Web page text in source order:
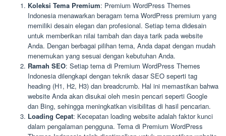
Koleksi Tema Premium: Premium WordPress Themes
Indonesia menawarkan beragam tema WordPress premium yang
memiliki desain elegan dan profesional. Setiap tema didesain
untuk memberikan nilai tambah dan daya tarik pada website
Anda. Dengan berbagai pilihan tema, Anda dapat dengan mudah
menemukan yang sesuai dengan kebutuhan Anda.
Ramah SEO: Setiap tema di Premium WordPress Themes
Indonesia dilengkapi dengan teknik dasar SEO seperti tag
heading (H1, H2, H3) dan breadcrumb. Hal ini memastikan bahwa
website Anda akan disukai oleh mesin pencari seperti Google
dan Bing, sehingga meningkatkan visibilitas di hasil pencarian.
Loading Cepat: Kecepatan loading website adalah faktor kunci
dalam pengalaman pengguna. Tema di Premium WordPress